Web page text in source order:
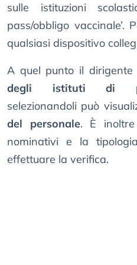
sulle istituzioni
pass/obbligo vaccinale’.
qualsiasi dispositivo
A quel punto il dirigente
degli istituti di
selezionandoli può
del personale. È inoltre
nominativi e la
effettuare la verifica.